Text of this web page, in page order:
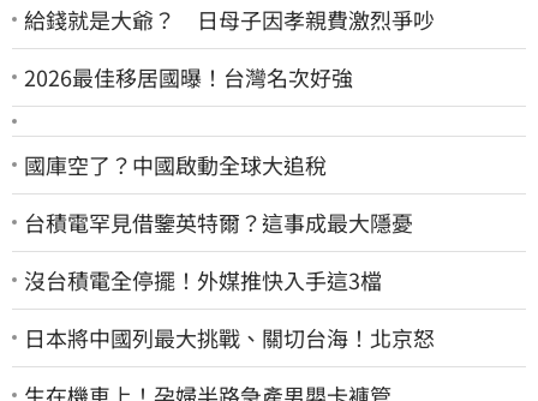
給錢就是大爺？ 日母子因孝親費激烈爭吵
2026最佳移居國曝！台灣名次好強
國庫空了？中國啟動全球大追稅
台積電罕見借鑒英特爾？這事成最大隱憂
沒台積電全停擺！外媒推快入手這3檔
日本將中國列最大挑戰、關切台海！北京怒
生在機車上！孕婦半路急產男嬰卡褲管